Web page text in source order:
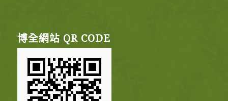
博全網站 QR CODE